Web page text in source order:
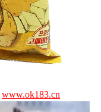
www.ok183.cn